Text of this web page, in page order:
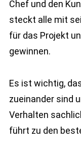
Chef und den
steckt alle mit
für das Projekt
gewinnen.
Es ist wichtig,
zueinander sind
Verhalten
führt zu den